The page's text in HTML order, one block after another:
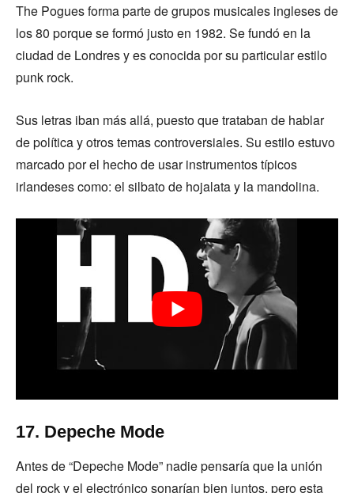
The Pogues forma parte de grupos musicales ingleses de
los 80 porque se formó justo en 1982. Se fundó en la
ciudad de Londres y es conocida por su particular estilo
punk rock.
Sus letras iban más allá, puesto que trataban de hablar
de política y otros temas controversiales. Su estilo estuvo
marcado por el hecho de usar instrumentos típicos
irlandeses como: el silbato de hojalata y la mandolina.
17. Depeche Mode
Antes de “Depeche Mode” nadie pensaría que la unión
del rock y el electrónico sonarían bien juntos, pero esta